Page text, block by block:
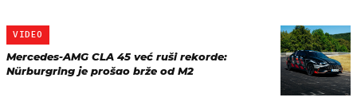
VIDEO
Mercedes-AMG CLA 45 već ruši rekorde:
Nürburgring je prošao brže od M2